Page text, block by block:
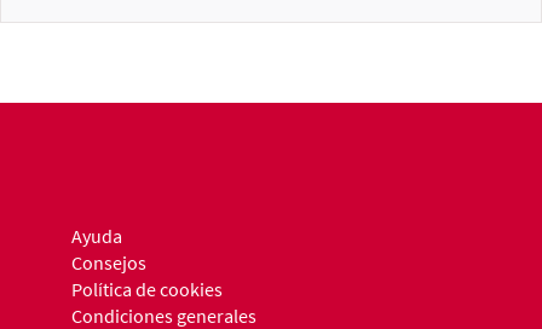
Ayuda
Consejos
Política de cookies
Condiciones generales